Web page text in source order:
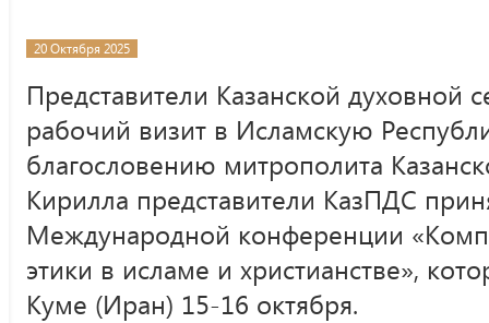
20 Октября 2025
Представители Казанской духовной
рабочий визит в Исламскую
благословению митрополита
Кирилла представители КазПДС
Международной конференции
этики в исламе и христианстве»,
Куме (Иран) 15-16 октября.